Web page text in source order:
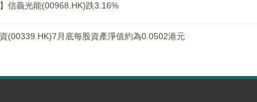
】信義光能(00968.HK)跌3.16%
(00339.HK)7月底每股資產淨值約為0.0502港元